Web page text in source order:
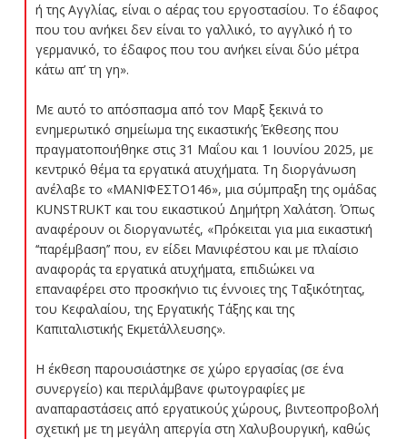
ή της Αγγλίας, είναι ο αέρας του εργοστασίου. Το έδαφος
που του ανήκει δεν είναι το γαλλικό, το αγγλικό ή το
γερμανικό, το έδαφος που του ανήκει είναι δύο μέτρα
κάτω απ’ τη γη».
Με αυτό το απόσπασμα από τον Μαρξ ξεκινά το
ενημερωτικό σημείωμα της εικαστικής Έκθεσης που
πραγματοποιήθηκε στις 31 Μαΐου και 1 Ιουνίου 2025, με
κεντρικό θέμα τα εργατικά ατυχήματα. Τη διοργάνωση
ανέλαβε το «ΜΑΝΙΦΕΣΤΟ146», μια σύμπραξη της ομάδας
KUNSTRUKT και του εικαστικού Δημήτρη Χαλάτση. Όπως
αναφέρουν οι διοργανωτές, «Πρόκειται για μια εικαστική
‘‘παρέμβαση’’ που, εν είδει Μανιφέστου και με πλαίσιο
αναφοράς τα εργατικά ατυχήματα, επιδιώκει να
επαναφέρει στο προσκήνιο τις έννοιες της Ταξικότητας,
του Κεφαλαίου, της Εργατικής Τάξης και της
Καπιταλιστικής Εκμετάλλευσης».
Η έκθεση παρουσιάστηκε σε χώρο εργασίας (σε ένα
συνεργείο) και περιλάμβανε φωτογραφίες με
αναπαραστάσεις από εργατικούς χώρους, βιντεοπροβολή
σχετική με τη μεγάλη απεργία στη Χαλυβουργική, καθώς